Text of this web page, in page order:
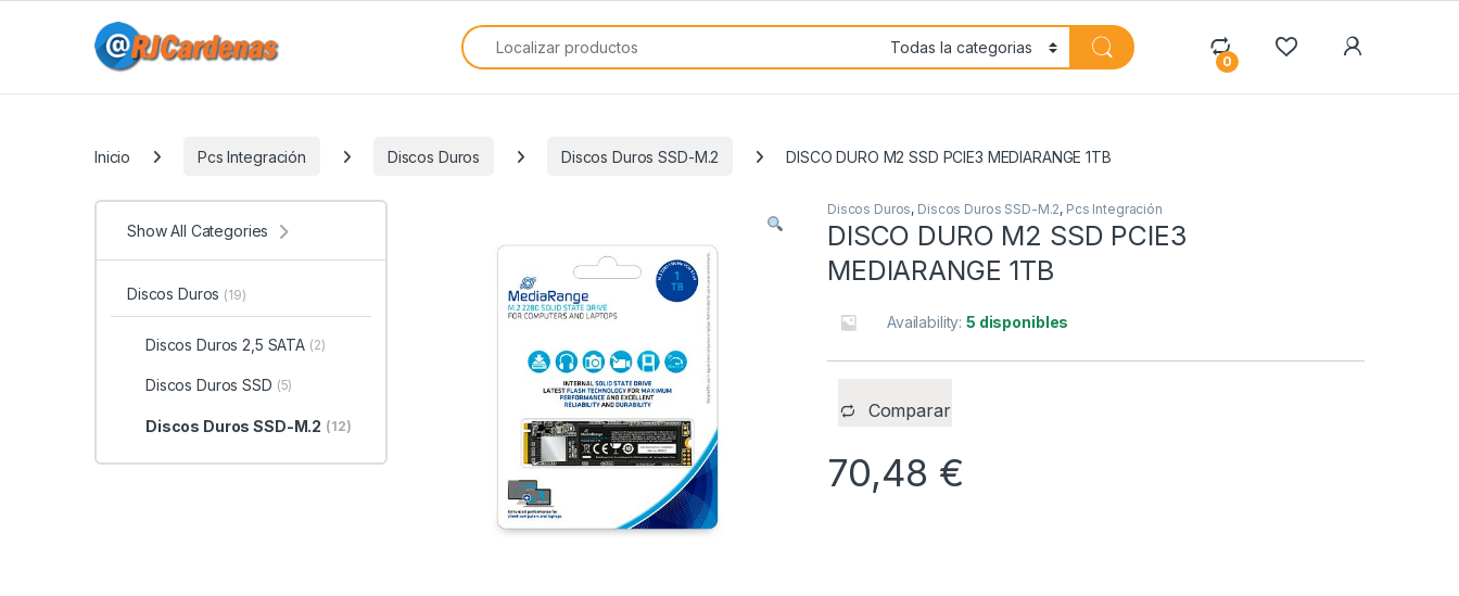
Search for:
0
Inicio Pcs Integración Discos Duros Discos Duros SSD-M.2 DISCO DURO M2 SSD PCIE3 MEDIARANGE 1TB
Discos Duros, Discos Duros SSD-M.2, Pcs Integración
DISCO DURO M2 SSD PCIE3
MEDIARANGE 1TB
Availability:5 disponibles
Comparar
70,48 €
Show All Categories
Discos Duros (19)
Discos Duros 2,5 SATA (2)
Discos Duros SSD (5)
Discos Duros SSD-M.2 (12)